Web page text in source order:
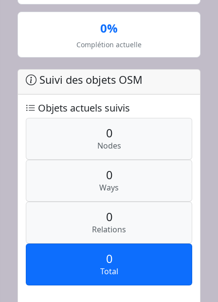
0%
Complétion actuelle
Suivi des objets OSM
Objets actuels suivis
0
Nodes
0
Ways
0
Relations
0
Total